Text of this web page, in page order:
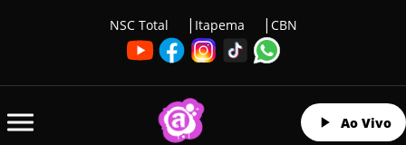
NSC Total Itapema CBN
Ao Vivo